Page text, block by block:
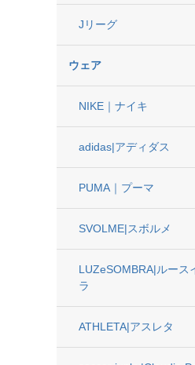
Jリーグ
ウェア
NIKE｜ナイキ
adidas|アディダス
PUMA｜プーマ
SVOLME|スボルメ
LUZeSOMBRA|ルース
ラ
ATHLETA|アスレタ